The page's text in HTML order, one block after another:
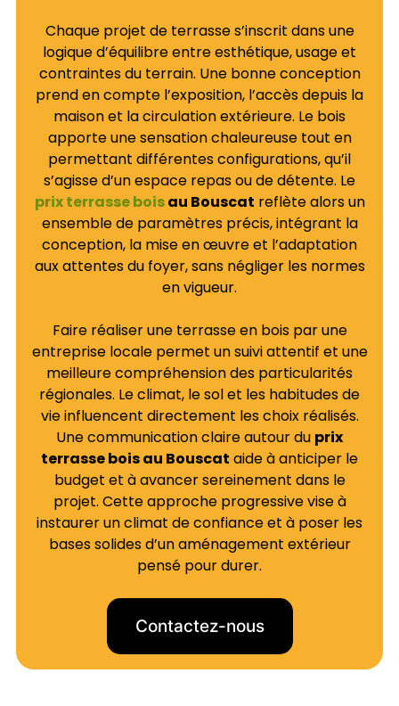
Chaque projet de terrasse s’inscrit dans une
logique d’équilibre entre esthétique, usage et
contraintes du terrain. Une bonne conception
prend en compte l’exposition, l’accès depuis la
maison et la circulation extérieure. Le bois
apporte une sensation chaleureuse tout en
permettant différentes configurations, qu’il
s’agisse d’un espace repas ou de détente. Le
prix terrasse boisau Bouscat reflète alors un
ensemble de paramètres précis, intégrant la
conception, la mise en œuvre et l’adaptation
aux attentes du foyer, sans négliger les normes
en vigueur.
Faire réaliser une terrasse en bois par une
entreprise locale permet un suivi attentif et une
meilleure compréhension des particularités
régionales. Le climat, le sol et les habitudes de
vie influencent directement les choix réalisés.
Une communication claire autour du prix
terrasse bois au Bouscat aide à anticiper le
budget et à avancer sereinement dans le
projet. Cette approche progressive vise à
instaurer un climat de confiance et à poser les
bases solides d’un aménagement extérieur
pensé pour durer.
Contactez-nous